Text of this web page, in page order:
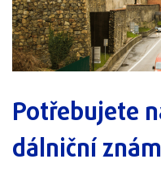
Potřebujete
dálniční